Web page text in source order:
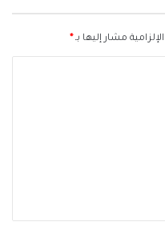
مشار إليها بـ *